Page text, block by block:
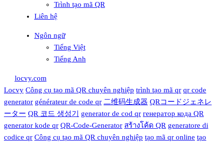
Trình tạo mã QR
Liên hệ
Ngôn ngữ
Tiếng Việt
Tiếng Anh
locvy.com
Locvy Công cụ tạo mã QR chuyên nghiệp trình tạo mã qr qr code
generator générateur de code qr 二维码生成器 QRコードジェネレ
ーター QR 코드 생성기 generator de cod qr генератор кода QR
generator kode qr QR-Code-Generator สร้างโค้ด QR generatore di
codice qr Công cụ tạo mã QR chuyên nghiệp tạo mã qr online tạo